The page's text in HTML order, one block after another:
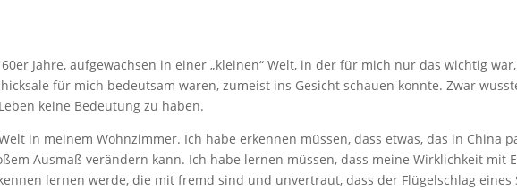
Jahre, aufgewachsen in einer „kleinen“ Welt, in der für mich nur das wichtig
für mich bedeutsam waren, zumeist ins Gesicht schauen konnte. Zwar
keine Bedeutung zu haben.
in meinem Wohnzimmer. Ich habe erkennen müssen, dass etwas, das in China
Ausmaß verändern kann. Ich habe lernen müssen, dass meine Wirklichkeit mit
lernen werde, die mit fremd sind und unvertraut, dass der Flügelschlag